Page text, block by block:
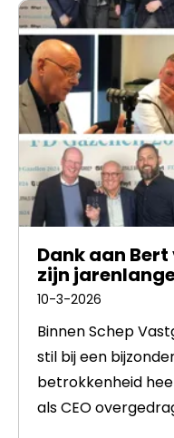
Dank aan
zijn
10-3-2026
Binnen Schep
stil bij een
betrokkenheid
als CEO